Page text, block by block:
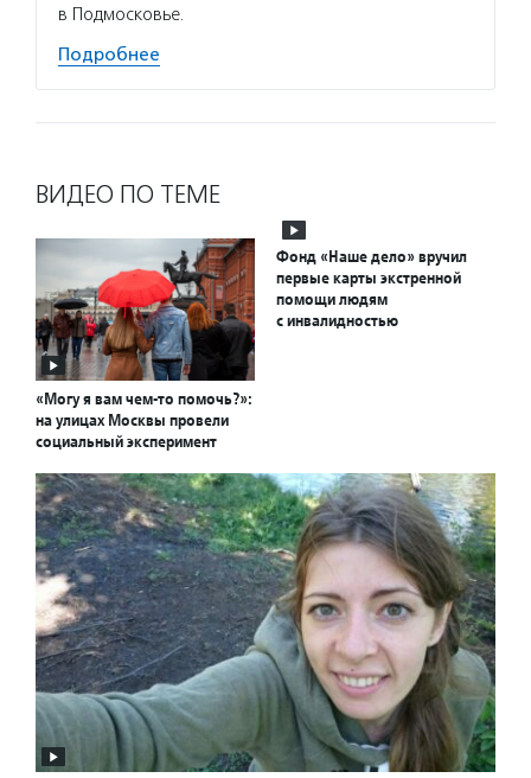
в Подмосковье.
Подробнее
ВИДЕО ПО ТЕМЕ
«Могу я вам чем-то помочь?»:
на улицах Москвы провели
социальный эксперимент
Фонд «Наше дело» вручил
первые карты экстренной
помощи людям
с инвалидностью